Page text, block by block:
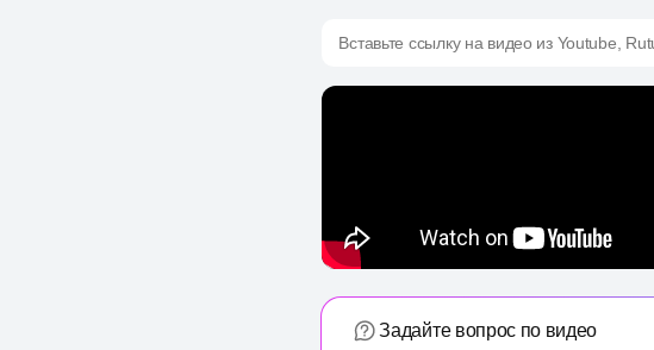
Вставьте ссылку на видео из Youtube,
Задайте вопрос по видео